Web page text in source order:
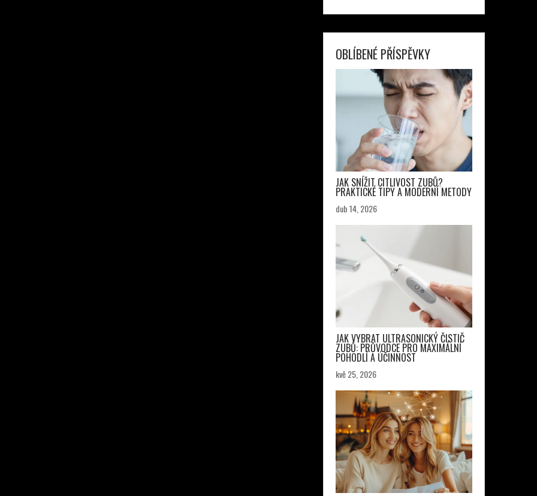
OBLÍBENÉ PŘÍSPĚVKY
JAK SNÍŽIT CITLIVOST ZUBŮ?
PRAKTICKÉ TIPY A MODERNÍ METODY
dub 14, 2026
JAK VYBRAT ULTRASONICKÝ ČISTIČ
ZUBŮ: PRŮVODCE PRO MAXIMÁLNÍ
POHODLÍ A ÚČINNOST
kvě 25, 2026